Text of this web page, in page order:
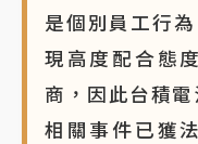
是個別員工行
現高度配合態
商，因此台積電
相關事件已獲